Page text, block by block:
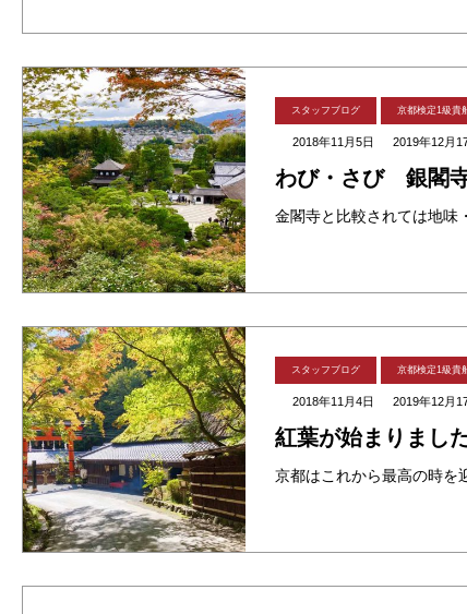
スタッフブログ 京都検定1級貴
2018年11月5日 2019年12月
わび・さび 銀閣
スタッフブログ 京都検定1級貴
2018年11月4日 2019年12月
紅葉が始まりまし